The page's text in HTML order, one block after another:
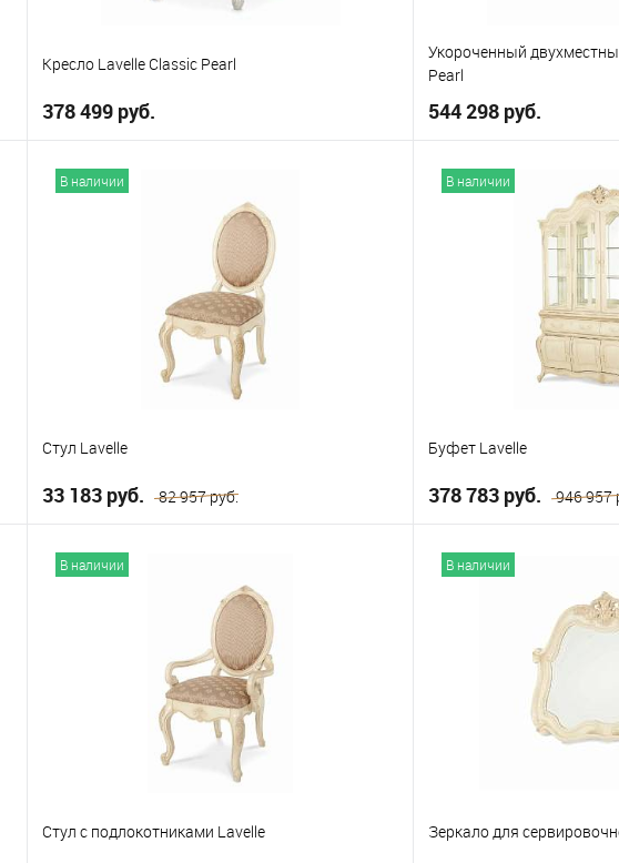
Кресло Lavelle Classic Pearl
378 499 руб.
Укороченный
Pearl
544 298 руб.
В наличии
Стул Lavelle
33 183 руб. 82 957 руб.
В наличии
Буфет Lavelle
378 783 руб. 946 957
В наличии
Стул с подлокотниками Lavelle
В наличии
Зеркало для